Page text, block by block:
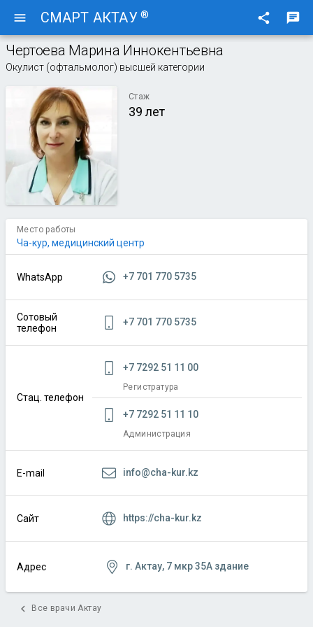
menu СМАРТ АКТАУ ® share chat
Чертоева Марина Иннокентьевна
Окулист (офтальмолог) высшей категории
Стаж
39 лет
Место работы
Ча-кур, медицинский центр
WhatsApp +7 701 770 5735
Сотовый
телефон
+7 701 770 5735
Стац. телефон
+7 7292 51 11 00
Регистратура
+7 7292 51 11 10
Администрация
E-mail info@cha-kur.kz
Сайт https://cha-kur.kz
Адрес г. Актау, 7 мкр 35А здание
chevron_left Все врачи Актау